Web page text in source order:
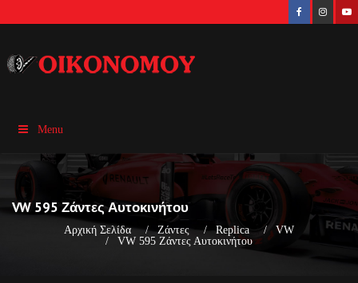
Menu
VW 595 Ζάντες Αυτοκινήτου
Αρχική Σελίδα Ζάντες Replica
VW
VW 595 Ζάντες Αυτοκινήτου